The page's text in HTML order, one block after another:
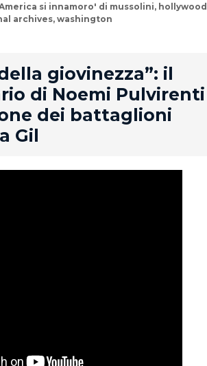
si innamoro' di mussolini, hollywood
archives, washington
giovinezza”: il
di Noemi Pulvirenti
dei battaglioni
Gil